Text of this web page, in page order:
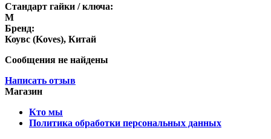
Стандарт гайки / ключа:
M
Бренд:
Коувс (Koves), Китай
Сообщения не найдены
Написать отзыв
Магазин
Кто мы
Политика обработки персональных данных